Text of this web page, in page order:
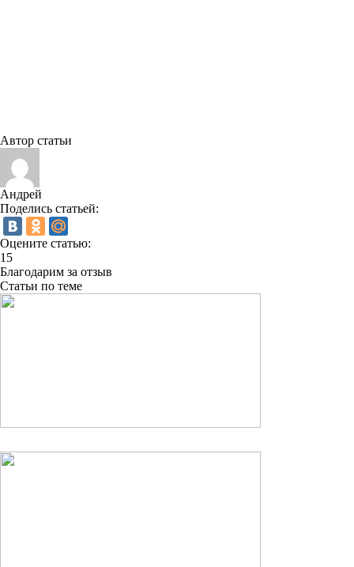
Автор статьи
Андрей
Поделись статьей:
Оцените статью:
15
Благодарим за отзыв
Статьи по теме